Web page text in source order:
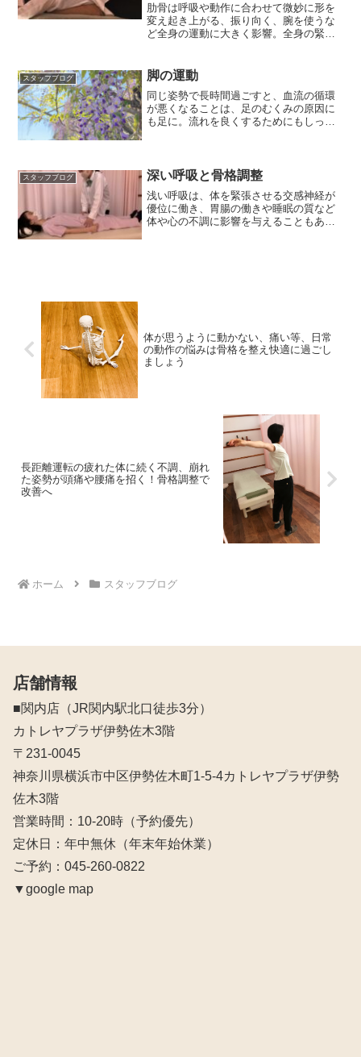
肋骨は呼吸や動作に合わせて微妙に形を
変え起き上がる、振り向く、腕を使うな
ど全身の運動に大きく影響。全身の緊張
スタッフブログ 脚の運動
同じ姿勢で長時間過ごすと、血流の循環
が悪くなることは、足のむくみの原因に
も足に。流れを良くするためにもしっか
スタッフブログ 深い呼吸と骨格調整
浅い呼吸は、体を緊張させる交感神経が
優位に働き、胃腸の働きや睡眠の質など
体や心の不調に影響を与えることもあり
体が思うように動かない、痛い等、日常
の動作の悩みは骨格を整え快適に過ごし
ましょう
長距離運転の疲れた体に続く不調、崩れ
た姿勢が頭痛や腰痛を招く！骨格調整で
改善へ
ホーム スタッフブログ
店舗情報
■関内店（JR関内駅北口徒歩3分）
カトレヤプラザ伊勢佐木3階
〒231-0045
神奈川県横浜市中区伊勢佐木町1-5-4カトレヤプラザ伊勢
佐木3階
営業時間：10‐20時（予約優先）
定休日：年中無休（年末年始休業）
ご予約：045-260-0822
▼google map